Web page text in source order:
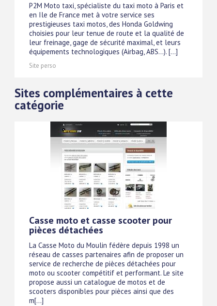
P2M Moto taxi, spécialiste du taxi moto à Paris et
en Ile de France met à votre service ses
prestigieuses taxi motos, des Honda Goldwing
choisies pour leur tenue de route et la qualité de
leur freinage, gage de sécurité maximal, et leurs
équipements technologiques (Airbag, ABS...). [...]
Site perso
Sites complémentaires à cette
catégorie
Casse moto et casse scooter pour
pièces détachées
La Casse Moto du Moulin fédère depuis 1998 un
réseau de casses partenaires afin de proposer un
service de recherche de pièces détachées pour
moto ou scooter compétitif et performant. Le site
propose aussi un catalogue de motos et de
scooters disponibles pour pièces ainsi que des
m[...]